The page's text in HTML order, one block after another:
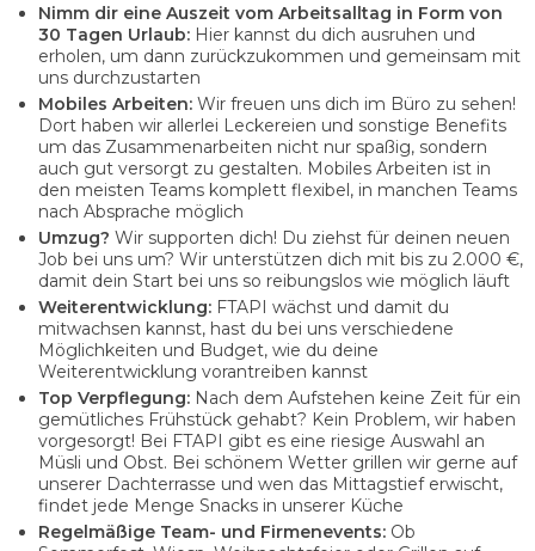
Nimm dir eine Auszeit vom Arbeitsalltag in Form von
30 Tagen Urlaub: Hier kannst du dich ausruhen und
erholen, um dann zurückzukommen und gemeinsam mit
uns durchzustarten
Mobiles Arbeiten: Wir freuen uns dich im Büro zu sehen!
Dort haben wir allerlei Leckereien und sonstige Benefits
um das Zusammenarbeiten nicht nur spaßig, sondern
auch gut versorgt zu gestalten. Mobiles Arbeiten ist in
den meisten Teams komplett flexibel, in manchen Teams
nach Absprache möglich
Umzug? Wir supporten dich! Du ziehst für deinen neuen
Job bei uns um? Wir unterstützen dich mit bis zu 2.000 €,
damit dein Start bei uns so reibungslos wie möglich läuft
Weiterentwicklung: FTAPI wächst und damit du
mitwachsen kannst, hast du bei uns verschiedene
Möglichkeiten und Budget, wie du deine
Weiterentwicklung vorantreiben kannst
Top Verpflegung: Nach dem Aufstehen keine Zeit für ein
gemütliches Frühstück gehabt? Kein Problem, wir haben
vorgesorgt! Bei FTAPI gibt es eine riesige Auswahl an
Müsli und Obst. Bei schönem Wetter grillen wir gerne auf
unserer Dachterrasse und wen das Mittagstief erwischt,
findet jede Menge Snacks in unserer Küche
Regelmäßige Team- und Firmenevents: Ob